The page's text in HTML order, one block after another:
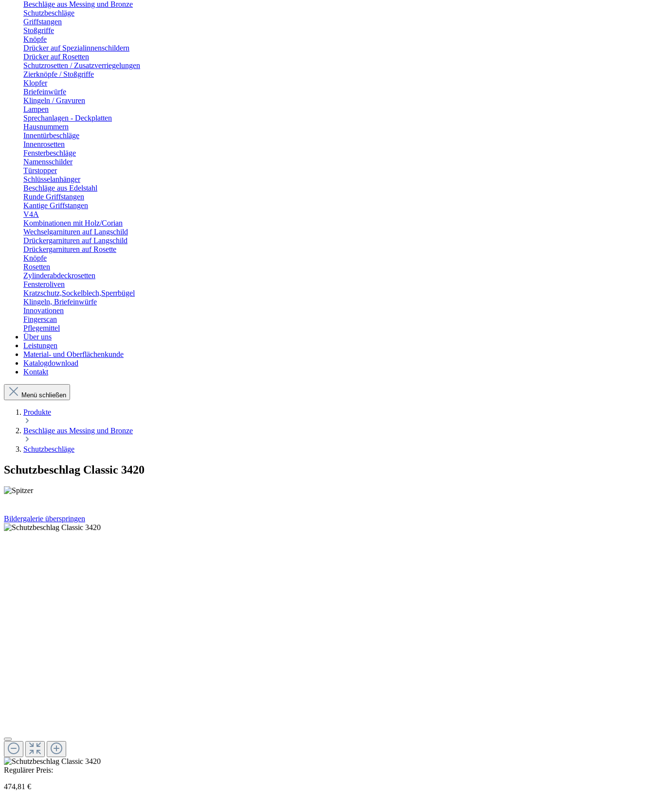
Beschläge aus Messing und Bronze
Schutzbeschläge
Griffstangen
Stoßgriffe
Knöpfe
Drücker auf Spezialinnenschildern
Drücker auf Rosetten
Schutzrosetten / Zusatzverriegelungen
Zierknöpfe / Stoßgriffe
Klopfer
Briefeinwürfe
Klingeln / Gravuren
Lampen
Sprechanlagen - Deckplatten
Hausnummern
Innentürbeschläge
Innenrosetten
Fensterbeschläge
Namensschilder
Türstopper
Schlüsselanhänger
Beschläge aus Edelstahl
Runde Griffstangen
Kantige Griffstangen
V4A
Kombinationen mit Holz/Corian
Wechselgarnituren auf Langschild
Drückergarnituren auf Langschild
Drückergarnituren auf Rosette
Knöpfe
Rosetten
Zylinderabdeckrosetten
Fensteroliven
Kratzschutz,Sockelblech,Sperrbügel
Klingeln, Briefeinwürfe
Innovationen
Fingerscan
Pflegemittel
Über uns
Leistungen
Material- und Oberflächenkunde
Katalogdownload
Kontakt
Menü schließen
Produkte
Beschläge aus Messing und Bronze
Schutzbeschläge
Schutzbeschlag Classic 3420
Bildergalerie überspringen
Regulärer Preis:
474,81 €